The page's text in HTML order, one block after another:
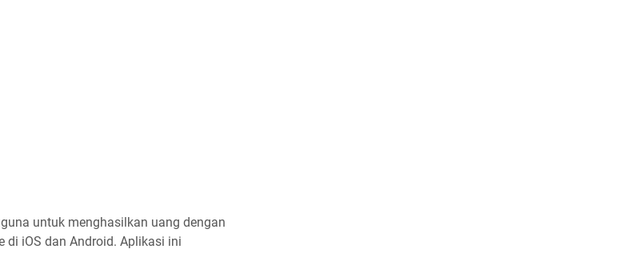
untuk menghasilkan uang dengan
di iOS dan Android. Aplikasi ini